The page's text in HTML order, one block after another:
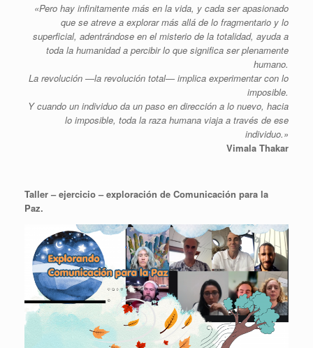
«Pero hay infinitamente más en la vida, y cada ser apasionado
que se atreve a explorar más allá de lo fragmentario y lo
superficial, adentrándose en el misterio de la totalidad, ayuda a
toda la humanidad a percibir lo que significa ser plenamente
humano.
La revolución —la revolución total— implica experimentar con lo
imposible.
Y cuando un individuo da un paso en dirección a lo nuevo, hacia
lo imposible, toda la raza humana viaja a través de ese
individuo.»
Vimala Thakar
Taller – ejercicio – exploración de Comunicación para la
Paz.